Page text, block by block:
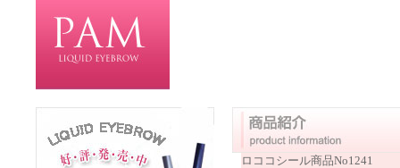
ロココシール商品No1241